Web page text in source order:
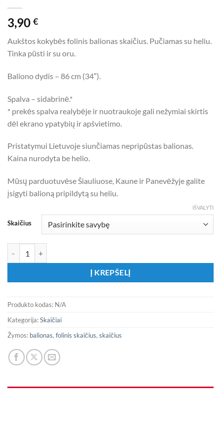
3,90 €
Aukštos kokybės folinis balionas skaičius. Pučiamas su heliu.
Tinka pūsti ir su oru.
Baliono dydis – 86 cm (34″).
Spalva – sidabrinė.*
* prekės spalva realybėje ir nuotraukoje gali nežymiai skirtis
dėl ekrano ypatybių ir apšvietimo.
Pristatymui Lietuvoje siunčiamas nepripūstas balionas.
Kaina nurodyta be helio.
Mūsų parduotuvėse Šiauliuose, Kaune ir Panevėžyje galite
įsigyti balioną pripildytą su heliu.
Skaičius
IŠVALYTI
Į KREPŠELĮ
Produkto kodas: N/A
Kategorija:Skaičiai
Žymos: balionas, folinis skaičius, skaičius